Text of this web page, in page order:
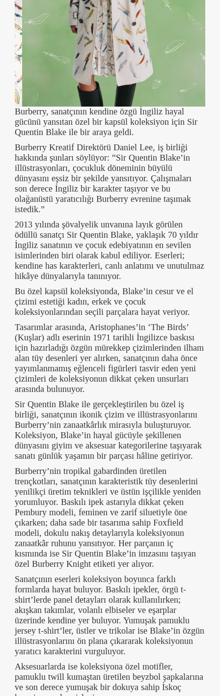
Burberry, sanatçının kendine özgü İngiliz hayal
gücünü yansıtan özel bir kapsül koleksiyon için Sir
Quentin Blake ile bir araya geldi.
Burberry Kreatif Direktörü Daniel Lee, iş birliği
hakkında şunları söylüyor: “Sir Quentin Blake’in
illüstrasyonları, çocukluk döneminin büyülü
dünyasını eşsiz bir şekilde yansıtıyor. Çalışmaları
son derece İngiliz bir karakter taşıyor ve bu
olağanüstü yaratıcılığı Burberry evrenine taşımak
istedik.”
2013 yılında şövalyelik unvanına layık görülen
ödüllü sanatçı Sir Quentin Blake, yaklaşık 70 yıldır
İngiliz sanatının ve çocuk edebiyatının en sevilen
isimlerinden biri olarak kabul ediliyor. Eserleri;
kendine has karakterleri, canlı anlatımı ve unutulmaz
hikâye dünyalarıyla tanınıyor.
Bu özel kapsül koleksiyonda, Blake’in cesur ve el
çizimi estetiği kadın, erkek ve çocuk
koleksiyonlarından seçili parçalara hayat veriyor.
Tasarımlar arasında, Aristophanes’in ‘The Birds’
(Kuşlar) adlı eserinin 1971 tarihli İngilizce baskısı
için hazırladığı özgün mürekkep çizimlerinden ilham
alan tüy desenleri yer alırken, sanatçının daha önce
yayımlanmamış eğlenceli figürleri tasvir eden yeni
çizimleri de koleksiyonun dikkat çeken unsurları
arasında bulunuyor.
Sir Quentin Blake ile gerçekleştirilen bu özel iş
birliği, sanatçının ikonik çizim ve illüstrasyonlarını
Burberry’nin zanaatkârlık mirasıyla buluşturuyor.
Koleksiyon, Blake’in hayal gücüyle şekillenen
dünyasını giyim ve aksesuar kategorilerine taşıyarak
sanatı günlük yaşamın bir parçası hâline getiriyor.
Burberry’nin tropikal gabardinden üretilen
trençkotları, sanatçının karakteristik tüy desenlerini
yenilikçi üretim teknikleri ve üstün işçilikle yeniden
yorumluyor. Baskılı ipek astarıyla dikkat çeken
Pembury modeli, feminen ve zarif siluetiyle öne
çıkarken; daha sade bir tasarıma sahip Foxfield
modeli, dokulu nakış detaylarıyla koleksiyonun
zanaatkâr ruhunu yansıtıyor. Her parçanın iç
kısmında ise Sir Quentin Blake’in imzasını taşıyan
özel Burberry Knight etiketi yer alıyor.
Sanatçının eserleri koleksiyon boyunca farklı
formlarda hayat buluyor. Baskılı ipekler, örgü t-
shirt’lerde panel detayları olarak kullanılırken;
akışkan takımlar, volanlı elbiseler ve eşarplar
üzerinde kendine yer buluyor. Yumuşak pamuklu
jersey t-shirt’ler, üstler ve trikolar ise Blake’in özgün
illüstrasyonlarını ön plana çıkararak koleksiyonun
yaratıcı karakterini vurguluyor.
Aksesuarlarda ise koleksiyona özel motifler,
pamuklu twill kumaştan üretilen beyzbol şapkalarına
ve son derece yumuşak bir dokuya sahip İskoç